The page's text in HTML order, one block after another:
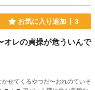
お気に入り追加 3
オレの貞操が危ういんで
せてくるやつだ〜おれのていそ